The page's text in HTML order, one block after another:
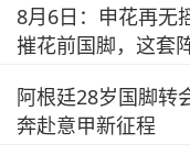
8月6日：申花再无
摧花前国脚，这套
阿根廷28岁国脚转
奔赴意甲新征程